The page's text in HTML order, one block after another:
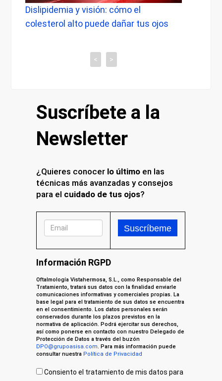
cómo el
puede dañar tus ojos
Dolor de cabeza al
cuándo preocuparse y
< >
Suscríbete a la
Newsletter
¿Quieres conocer lo último en las
técnicas más avanzadas y consejos
para el cuidado de tus ojos?
Información RGPD
Oftalmología Vistahermosa, S.L., como Responsable del
Tratamiento, tratará sus datos con la finalidad enviarle
comunicaciones informativas y comerciales propias. La
base legal para el tratamiento de sus datos se encuentra
en el consentimiento. Los datos personales serán
conservados durante los plazos previstos en la
normativa de aplicación. Podrá ejercitar sus derechos,
así como ponerse en contacto con nuestro Delegado de
Protección de Datos a través del buzón
DPO@grupoasisa.com. Para más información puede
consultar nuestra Política de Privacidad
Consiento el tratamiento de mis datos para